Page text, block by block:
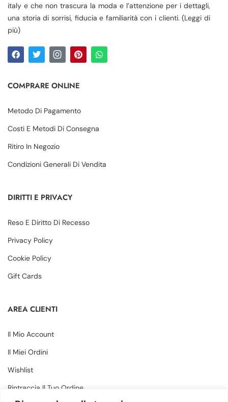
italy e che non trascura la moda e l’attenzione per i dettagli,
una storia di sorrisi, fiducia e familiarità con i clienti. (Leggi di
più)
COMPRARE ONLINE
Metodo Di Pagamento
Costi E Metodi Di Consegna
Ritiro In Negozio
Condizioni Generali Di Vendita
DIRITTI E PRIVACY
Reso E Diritto Di Recesso
Privacy Policy
Cookie Policy
Gift Cards
AREA CLIENTI
Il Mio Account
Il Miei Ordini
Wishlist
Rintraccia Il Tuo Ordine